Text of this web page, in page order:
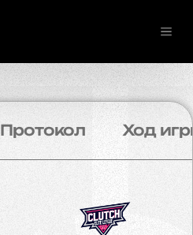
Протокол Ход